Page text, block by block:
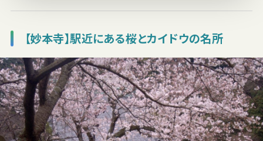
【妙本寺】駅近にある桜とカイドウの名所